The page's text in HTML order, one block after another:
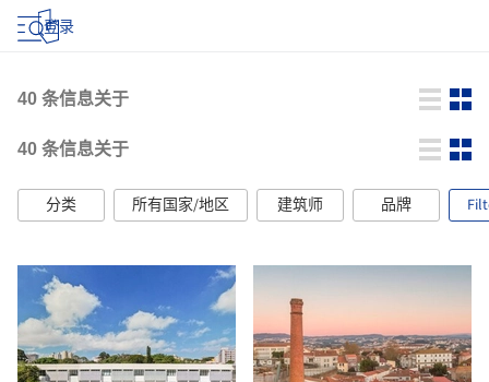
登录
40 条信息关于
40 条信息关于
分类 所有国家/地区 建筑师 品牌